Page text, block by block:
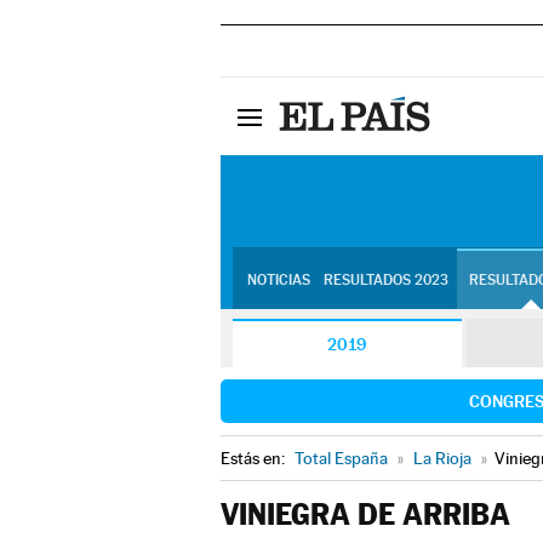
NOTICIAS RESULTADOS 2023
2019
Estás en: Total España » La Rioja »
VINIEGRA DE ARRIBA